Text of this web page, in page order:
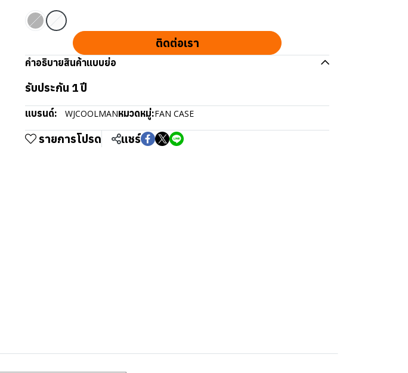
ติดต่อเรา
คำอธิบายสินค้าแบบย่อ
รับประกัน 1 ปี
แบรนด์: WJCOOLMANหมวดหมู่:FAN CASE
รายการโปรด แชร์